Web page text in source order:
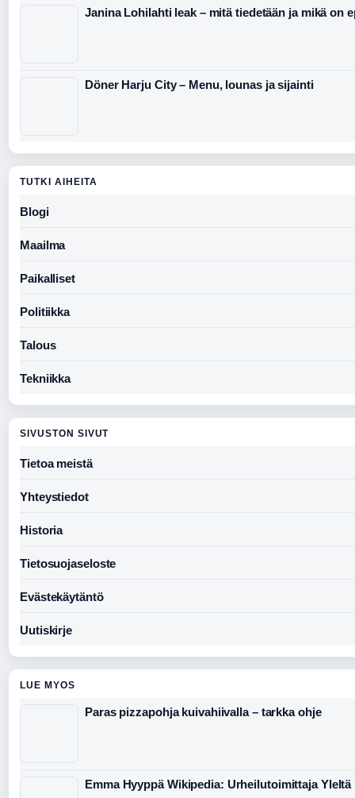
Janina Lohilahti leak – mitä tiedetään ja mikä on
Döner Harju City – Menu, lounas ja sijainti
TUTKI AIHEITA
Blogi
Maailma
Paikalliset
Politiikka
Talous
Tekniikka
SIVUSTON SIVUT
Tietoa meistä
Yhteystiedot
Historia
Tietosuojaseloste
Evästekäytäntö
Uutiskirje
LUE MYOS
Paras pizzapohja kuivahiivalla – tarkka ohje
Emma Hyyppä Wikipedia: Urheilutoimittaja Yleltä